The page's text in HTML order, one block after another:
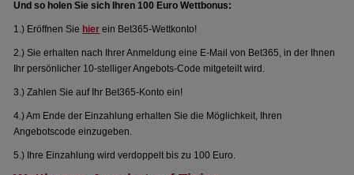
Und so holen Sie sich Ihren 100 Euro Wettbonus:
1.) Eröffnen Sie hier ein Bet365-Wettkonto!
2.) Sie erhalten nach Ihrer Anmeldung eine E-Mail von Bet365, in der Ihnen
Ihr persönlicher 10-stelliger Angebots-Code mitgeteilt wird.
3.) Zahlen Sie auf Ihr Bet365-Konto ein!
4.) Am Ende der Einzahlung erhalten Sie die Möglichkeit, Ihren
Angebotscode einzugeben.
5.) Ihre Einzahlung wird verdoppelt bis zu 100 Euro.